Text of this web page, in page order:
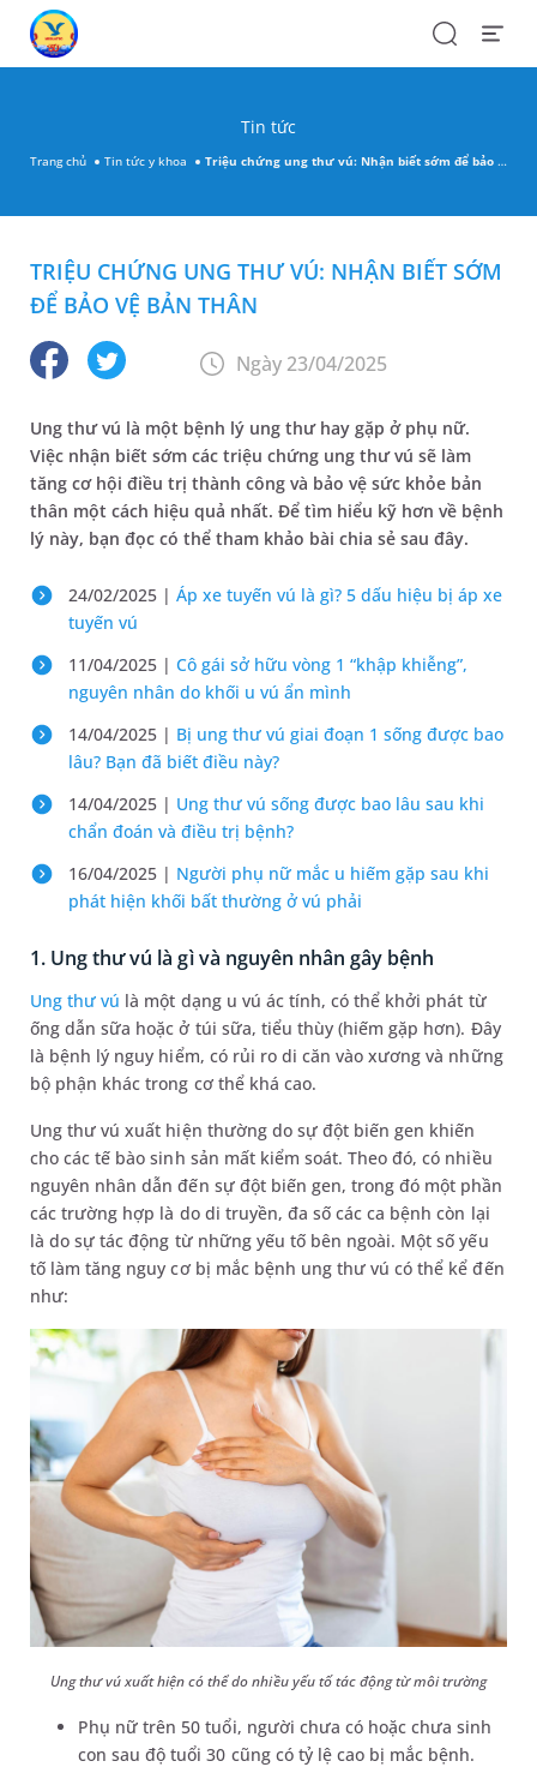
SearchOpen
Tin tức
Trang chủ Tin tức y khoa Triệu chứng ung thư vú: Nhận biết sớm để bảo vệ bản thân
TRIỆU CHỨNG UNG THƯ VÚ: NHẬN BIẾT SỚM
ĐỂ BẢO VỆ BẢN THÂN
Ngày 23/04/2025
Ung thư vú là một bệnh lý ung thư hay gặp ở phụ nữ.
Việc nhận biết sớm các triệu chứng ung thư vú sẽ làm
tăng cơ hội điều trị thành công và bảo vệ sức khỏe bản
thân một cách hiệu quả nhất. Để tìm hiểu kỹ hơn về bệnh
lý này, bạn đọc có thể tham khảo bài chia sẻ sau đây.
24/02/2025 | Áp xe tuyến vú là gì? 5 dấu hiệu bị áp xe
tuyến vú
11/04/2025 | Cô gái sở hữu vòng 1 “khập khiễng”,
nguyên nhân do khối u vú ẩn mình
14/04/2025 | Bị ung thư vú giai đoạn 1 sống được bao
lâu? Bạn đã biết điều này?
14/04/2025 | Ung thư vú sống được bao lâu sau khi
chẩn đoán và điều trị bệnh?
16/04/2025 | Người phụ nữ mắc u hiếm gặp sau khi
phát hiện khối bất thường ở vú phải
1. Ung thư vú là gì và nguyên nhân gây bệnh
Ung thư vú là một dạng u vú ác tính, có thể khởi phát từ
ống dẫn sữa hoặc ở túi sữa, tiểu thùy (hiếm gặp hơn). Đây
là bệnh lý nguy hiểm, có rủi ro di căn vào xương và những
bộ phận khác trong cơ thể khá cao.
Ung thư vú xuất hiện thường do sự đột biến gen khiến
cho các tế bào sinh sản mất kiểm soát. Theo đó, có nhiều
nguyên nhân dẫn đến sự đột biến gen, trong đó một phần
các trường hợp là do di truyền, đa số các ca bệnh còn lại
là do sự tác động từ những yếu tố bên ngoài. Một số yếu
tố làm tăng nguy cơ bị mắc bệnh ung thư vú có thể kể đến
như:
Ung thư vú xuất hiện có thể do nhiều yếu tố tác động từ môi trường
Phụ nữ trên 50 tuổi, người chưa có hoặc chưa sinh
con sau độ tuổi 30 cũng có tỷ lệ cao bị mắc bệnh.